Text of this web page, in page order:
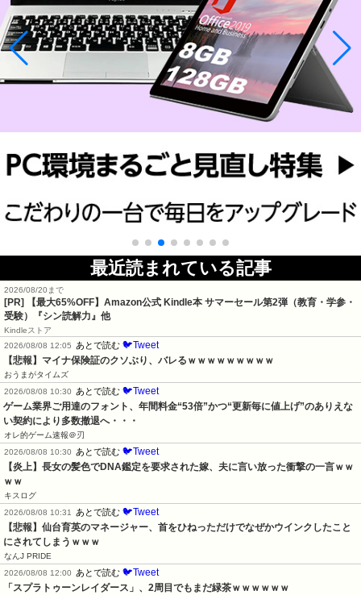
最近読まれている記事
2026/08/20まで
[PR]
【最大65%OFF】Amazon公式 Kindle本 サマーセール第2弾（教育・学参・
受験）『シン読解力』他
Kindleストア
2026/08/08 12:05
あとで読む 🐦Tweet
【悲報】マイナ保険証のクソぶり、バレるｗｗｗｗｗｗｗｗｗ
おうまがタイムズ
2026/08/08 10:30
あとで読む 🐦Tweet
ゲーム業界ご用達のフォント、年間料金“53倍”かつ“更新毎に値上げ”のありえな
い契約により多数撤退へ・・・
オレ的ゲーム速報＠刃
2026/08/08 10:30
あとで読む 🐦Tweet
【炎上】長女の髪色でDNA鑑定を要求された嫁、夫に言い放った衝撃の一言ｗｗ
ｗｗ
キスログ
2026/08/08 10:31
あとで読む 🐦Tweet
【悲報】仙台育英のマネージャー、首をひねっただけでなぜかウインクしたこと
にされてしまうｗｗｗ
なんJ PRIDE
2026/08/08 12:00
あとで読む 🐦Tweet
「スプラトゥーンレイダース」、2周目でもまだ緑茶ｗｗｗｗｗｗ